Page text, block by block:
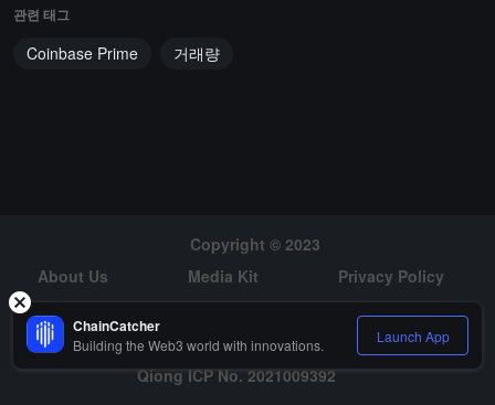
관련 태그
Coinbase Prime 거래량
Copyright © 2023
About Us
Media Kit
Privacy Policy
Risk Warning
Hiring
Qiong ICP No. 2021009392
ChainCatcher
Building the Web3 world with innovations. Launch App